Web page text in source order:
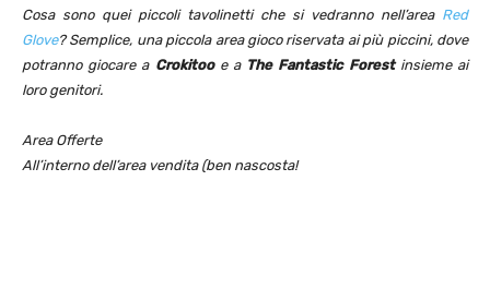
Cosa sono quei piccoli tavolinetti che si vedranno nell’area Red
Glove? Semplice, una piccola area gioco riservata ai più piccini, dove
potranno giocare a Crokitoo e a The Fantastic Forest insieme ai
loro genitori.
Area Offerte
All’interno dell’area vendita (ben nascosta!